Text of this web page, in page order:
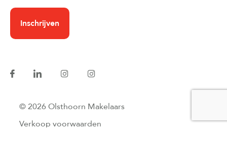
Inschrijven
© 2026 Olsthoorn Makelaars
Verkoop voorwaarden